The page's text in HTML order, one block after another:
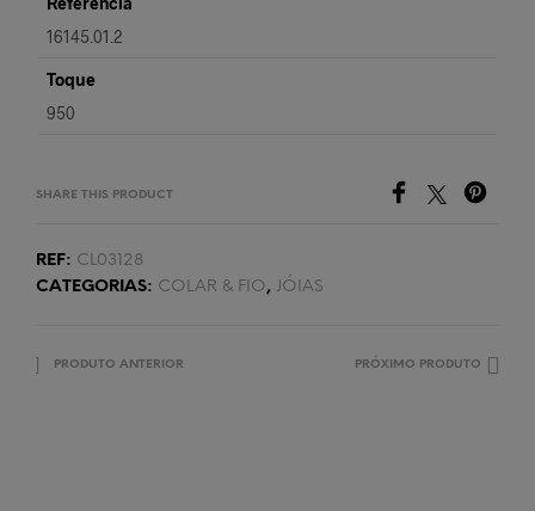
16145.01.2
Toque
950
SHARE THIS PRODUCT
REF: CL03128
CATEGORIAS: COLAR & FIO, JÓIAS
PRODUTO ANTERIOR PRÓXIMO PRODUTO